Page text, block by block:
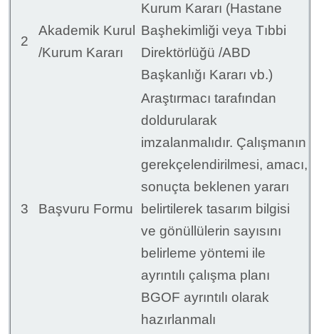
2
Akademik Kurul
/Kurum Kararı
Kurum Kararı (Hastane
Başhekimliği veya Tıbbi
Direktörlüğü /ABD
Başkanlığı Kararı vb.)
3 Başvuru Formu
Araştırmacı tarafından
doldurularak
imzalanmalıdır. Çalışmanın
gerekçelendirilmesi, amacı,
sonuçta beklenen yararı
belirtilerek tasarım bilgisi
ve gönüllülerin sayısını
belirleme yöntemi ile
ayrıntılı çalışma planı
BGOF ayrıntılı olarak
hazırlanmalı